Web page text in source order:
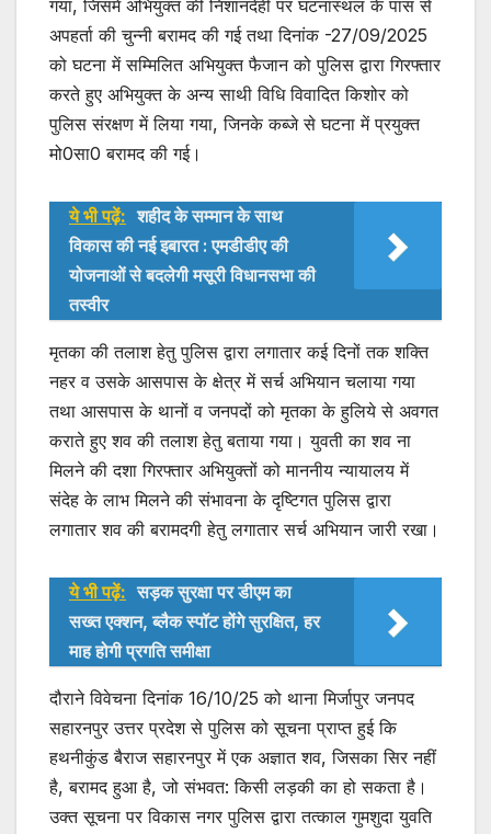
गया, जिसमें अभियुक्त की निशानदेही पर घटनास्थल के पास से
अपहर्ता की चुन्नी बरामद की गई तथा दिनांक -27/09/2025
को घटना में सम्मिलित अभियुक्त फैजान को पुलिस द्वारा गिरफ्तार
करते हुए अभियुक्त के अन्य साथी विधि विवादित किशोर को
पुलिस संरक्षण में लिया गया, जिनके कब्जे से घटना में प्रयुक्त
मो0सा0 बरामद की गई।
ये भी पढ़ें: शहीद के सम्मान के साथ
विकास की नई इबारत : एमडीडीए की
योजनाओं से बदलेगी मसूरी विधानसभा की
तस्वीर
मृतका की तलाश हेतु पुलिस द्वारा लगातार कई दिनों तक शक्ति
नहर व उसके आसपास के क्षेत्र में सर्च अभियान चलाया गया
तथा आसपास के थानों व जनपदों को मृतका के हुलिये से अवगत
कराते हुए शव की तलाश हेतु बताया गया। युवती का शव ना
मिलने की दशा गिरफ्तार अभियुक्तों को माननीय न्यायालय में
संदेह के लाभ मिलने की संभावना के दृष्टिगत पुलिस द्वारा
लगातार शव की बरामदगी हेतु लगातार सर्च अभियान जारी रखा।
ये भी पढ़ें: सड़क सुरक्षा पर डीएम का
सख्त एक्शन, ब्लैक स्पॉट होंगे सुरक्षित, हर
माह होगी प्रगति समीक्षा
दौराने विवेचना दिनांक 16/10/25 को थाना मिर्जापुर जनपद
सहारनपुर उत्तर प्रदेश से पुलिस को सूचना प्राप्त हुई कि
हथनीकुंड बैराज सहारनपुर में एक अज्ञात शव, जिसका सिर नहीं
है, बरामद हुआ है, जो संभवत: किसी लड़की का हो सकता है।
उक्त सूचना पर विकास नगर पुलिस द्वारा तत्काल गुमशुदा युवति